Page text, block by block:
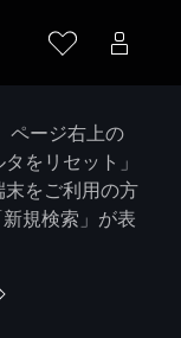
ページ右上の
をリセット」
をご利用の方
規検索」が表